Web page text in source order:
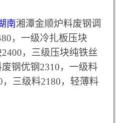
南湘潭金顺炉料废钢调
，一级冷扎板压块
，三级压块纯铁丝
钢优钢2310，一级料
，三级料2180，轻薄料